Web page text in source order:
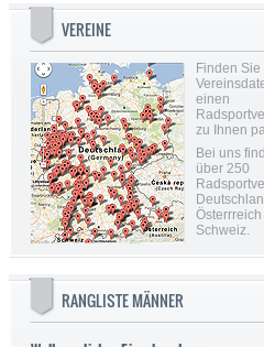
VEREINE
Finden
einen
zu Ihnen
Bei uns
über 250
Schweiz.
RANGLISTE MÄNNER